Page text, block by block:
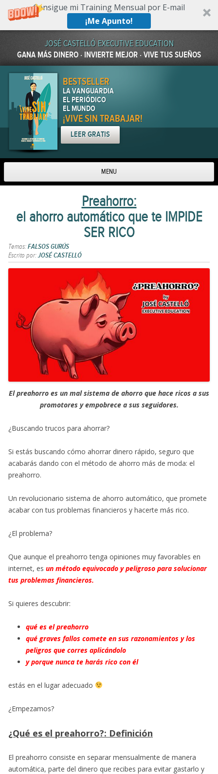
Consigue mi Training Mensual por E-mail
¡Me Apunto!
JOSÉ CASTELLÓ EXECUTIVE EDUCATION
GANA MÁS DINERO · INVIERTE MEJOR · VIVE TUS SUEÑOS
BESTSELLER
LA VANGUARDIA
EL PERIÓDICO
EL MUNDO
¡VIVE SIN TRABAJAR!
LEER GRATIS
MENU
Skip to content
Preahorro:
el ahorro automático que te IMPIDE
SER RICO
Temas:FALSOS GURÚS
Escrito por:JOSÉ CASTELLÓ
El preahorro es un mal sistema de ahorro que hace ricos a sus
promotores y empobrece a sus seguidores.
¿Buscando trucos para ahorrar?
Si estás buscando cómo ahorrar dinero rápido, seguro que
acabarás dando con el método de ahorro más de moda: el
preahorro.
Un revolucionario sistema de ahorro automático, que promete
acabar con tus problemas financieros y hacerte más rico.
¿El problema?
Que aunque el preahorro tenga opiniones muy favorables en
internet, es un método equivocado y peligroso para solucionar
tus problemas financieros.
Si quieres descubrir:
qué es el preahorro
qué graves fallos comete en sus razonamientos y los
peligros que corres aplicándolo
y porque nunca te harás rico con él
estás en el lugar adecuado
¿Empezamos?
¿Qué es el preahorro?: Definición
El preahorro consiste en separar mensualmente de manera
automática, parte del dinero que recibes para evitar gastarlo y